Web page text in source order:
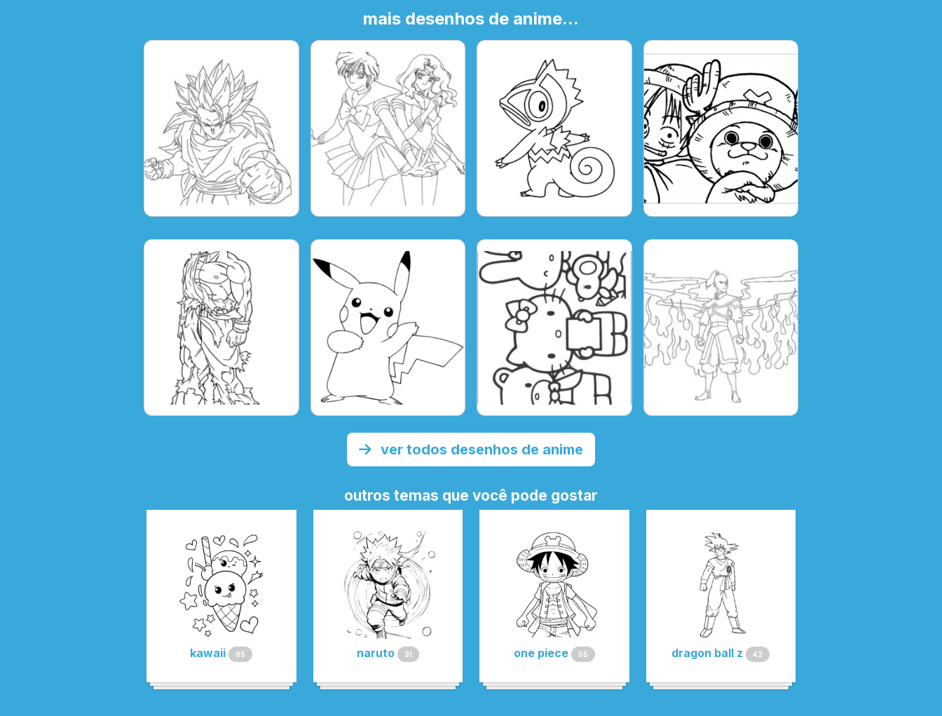
mais desenhos de anime...
ver todos desenhos de anime
outros temas que você pode gostar
kawaii 85 naruto 31 one piece 55 dragon ball z 42